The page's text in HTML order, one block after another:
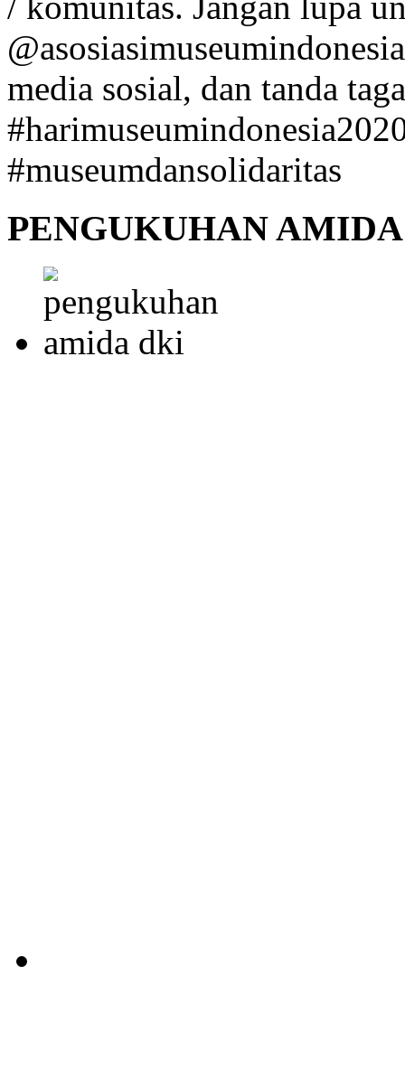
media sosial, dan tanda
#museumdansolidaritas
PENGUKUHAN